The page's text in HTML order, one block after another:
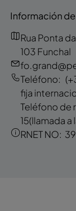
Información
Rua Ponta
103 Funchal
Teléfono:
fija
Teléfono de
15(llamada a
RNET NO: